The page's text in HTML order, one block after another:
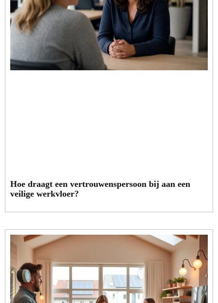
Hoe draagt een vertrouwenspersoon bij aan een
veilige werkvloer?